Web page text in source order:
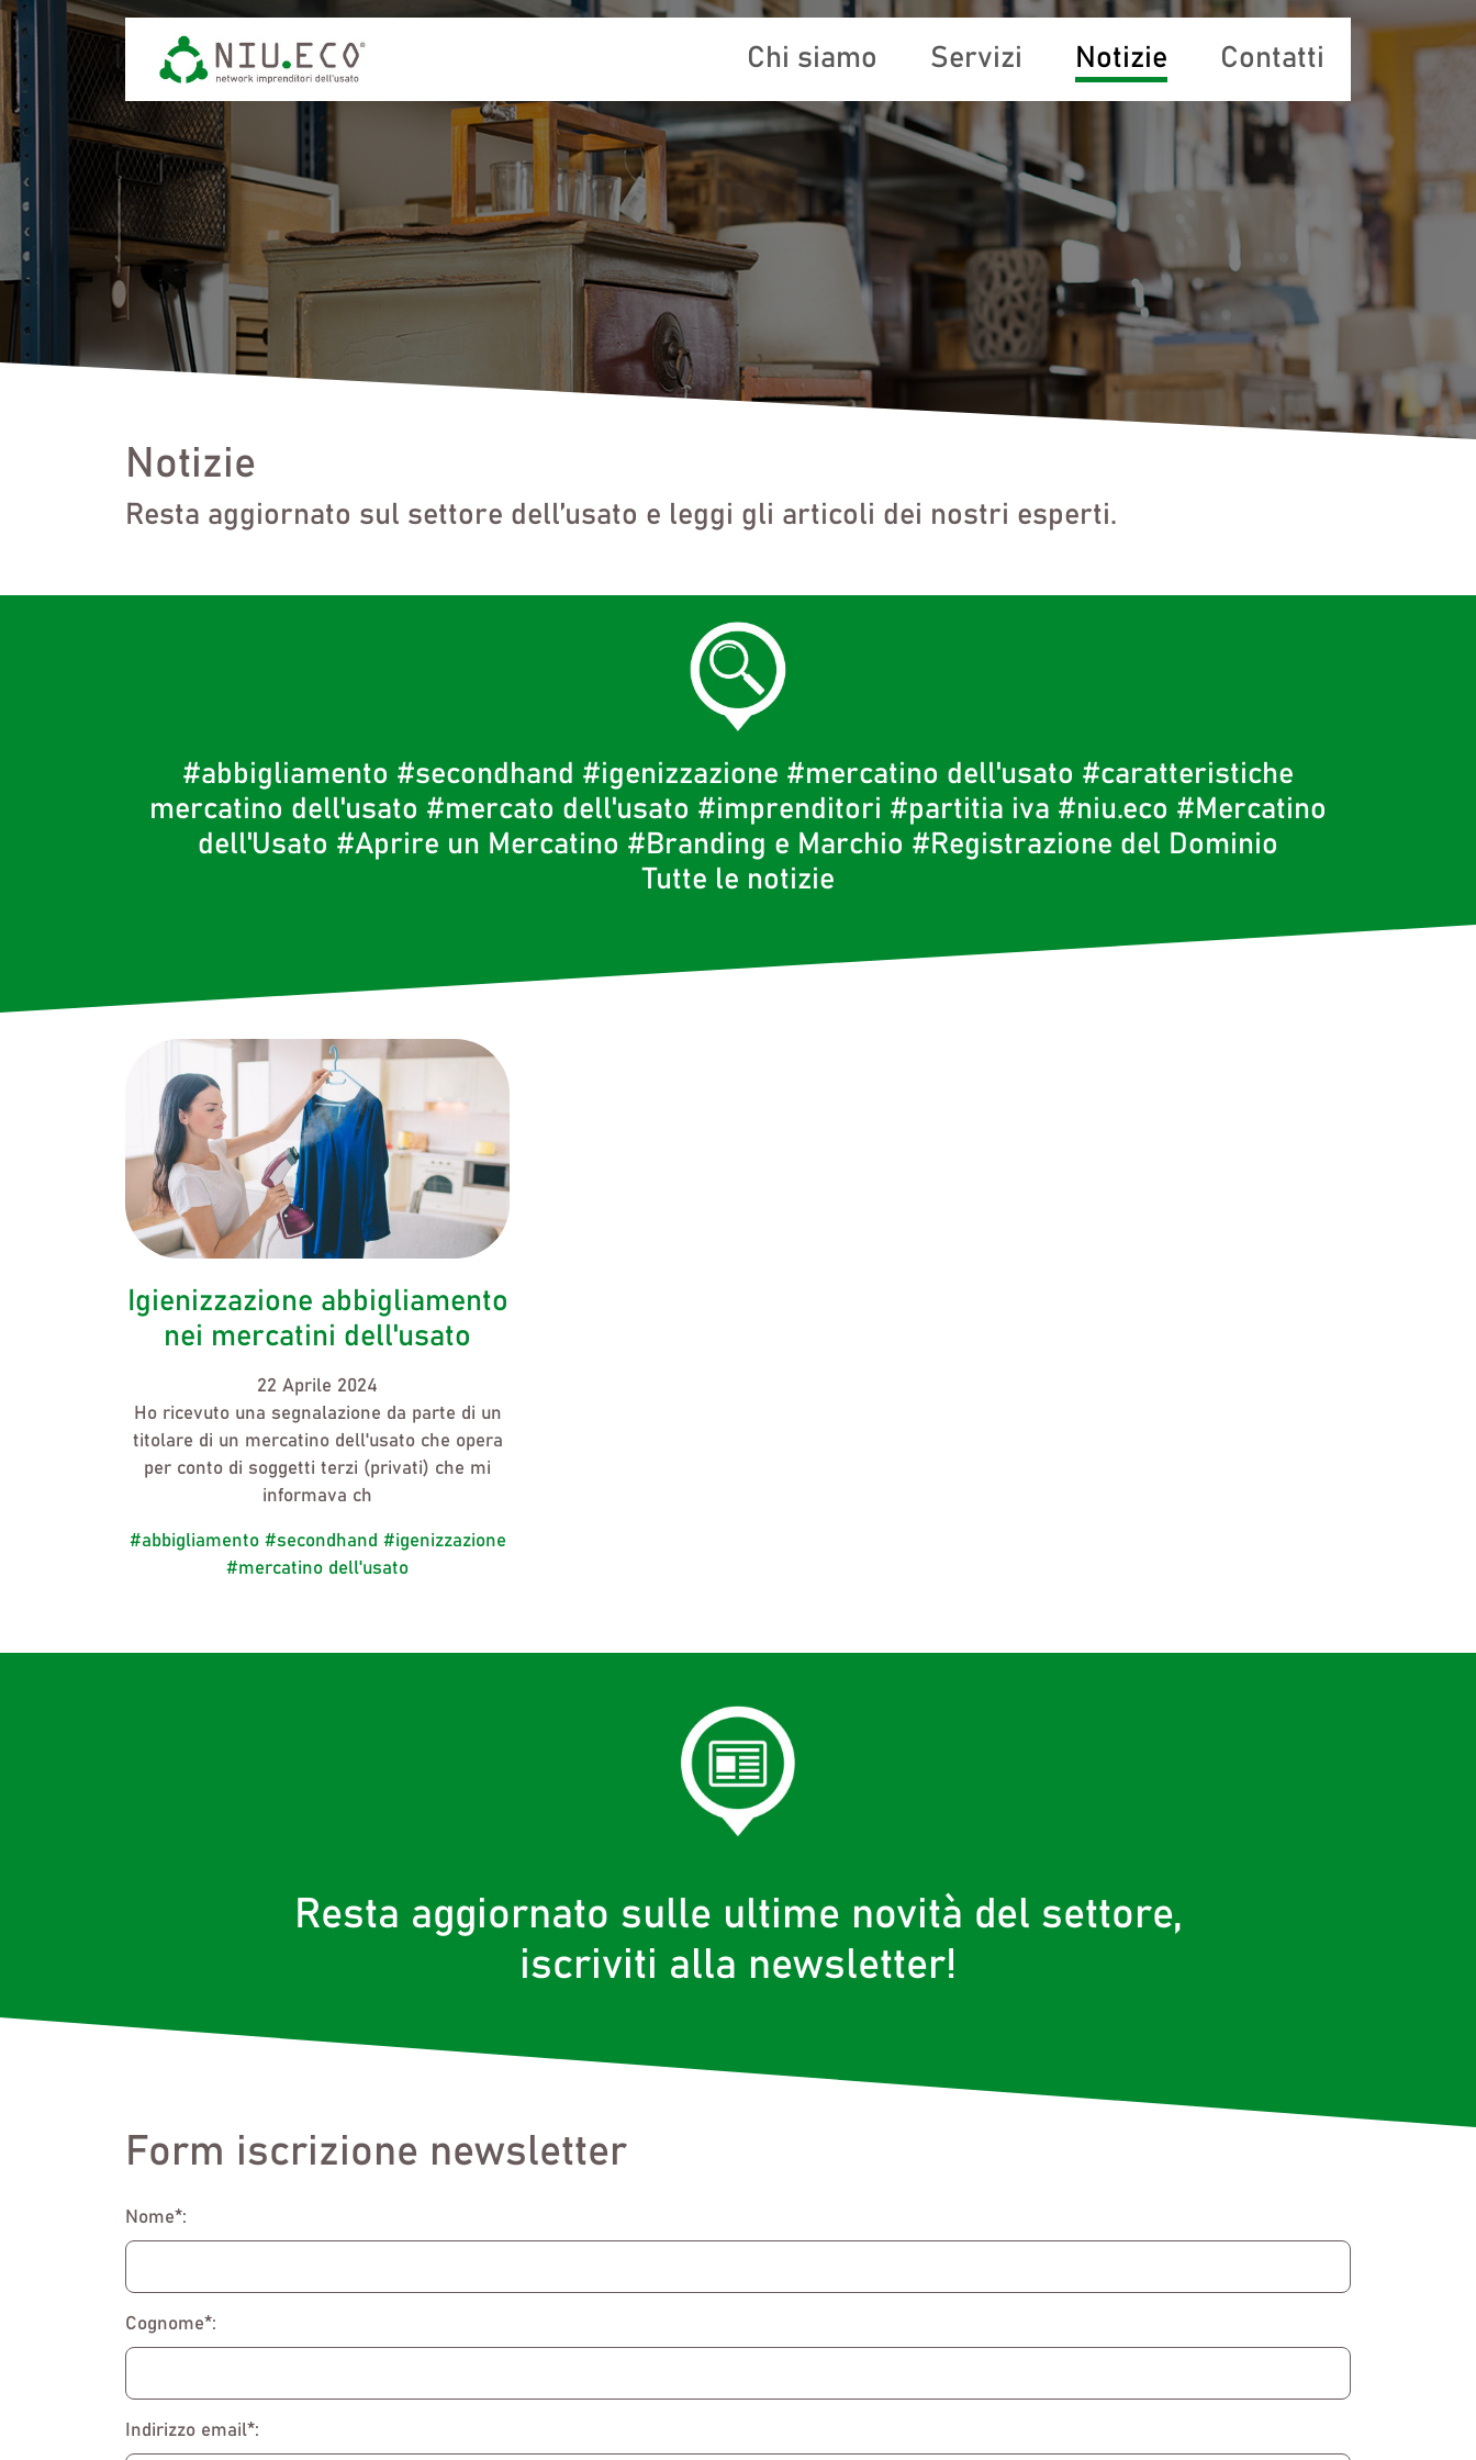
Chi siamo Servizi Notizie Contatti
Notizie
Resta aggiornato sul settore dell’usato e leggi gli articoli dei nostri esperti.
#abbigliamento #secondhand #igenizzazione #mercatino dell'usato #caratteristiche
mercatino dell'usato #mercato dell'usato #imprenditori #partitia iva #niu.eco #Mercatino
dell'Usato #Aprire un Mercatino #Branding e Marchio #Registrazione del Dominio
Tutte le notizie
Igienizzazione abbigliamento
nei mercatini dell'usato
22 Aprile 2024
Ho ricevuto una segnalazione da parte di un
titolare di un mercatino dell'usato che opera
per conto di soggetti terzi (privati) che mi
informava ch
#abbigliamento #secondhand #igenizzazione
#mercatino dell'usato
Resta aggiornato sulle ultime novità del settore,
iscriviti alla newsletter!
Form iscrizione newsletter
Nome*:
Cognome*:
Indirizzo email*: